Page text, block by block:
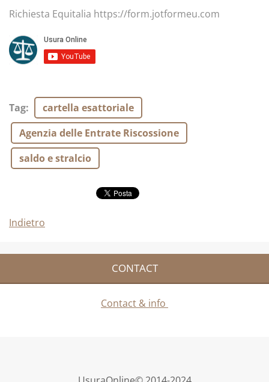
Richiesta Equitalia https://form.jotformeu.com
Tag:
cartella esattoriale
Agenzia delle Entrate Riscossione
saldo e stralcio
Indietro
CONTACT
Contact & info